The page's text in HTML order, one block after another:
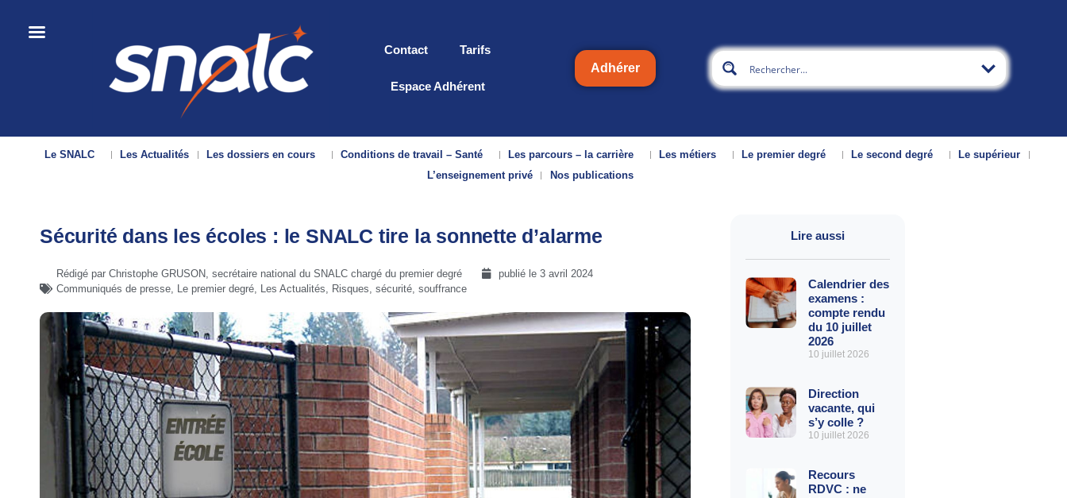
Contact Tarifs
Espace Adhérent
Adhérer
Le SNALC Les Actualités Les dossiers en cours Conditions de travail – Santé Les parcours – la carrière Les métiers Le premier degré Le second degré
Le supérieur
L’enseignement privé
Nos publications
Sécurité dans les écoles : le SNALC tire la sonnette d’alarme
Rédigé par Christophe GRUSON, secrétaire national du SNALC chargé du premier degré publié le 3 avril 2024
Communiqués de presse, Le premier degré, Les Actualités, Risques, sécurité, souffrance
Lire aussi
Calendrier des
examens :
compte rendu
du 10 juillet
2026
10 juillet 2026
Direction
vacante, qui
s’y colle ?
10 juillet 2026
Recours
RDVC : ne